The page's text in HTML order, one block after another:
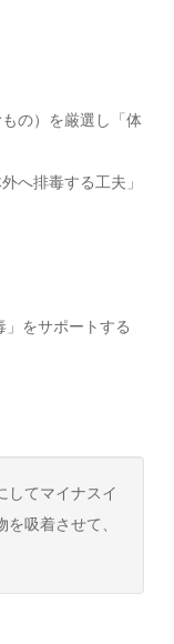
の）を厳選し「体
へ排毒する工夫」
」をサポートする
してマイナスイ
吸着させて、